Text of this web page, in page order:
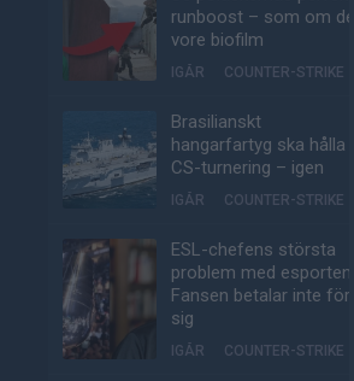
runboost – som om det
vore biofilm
IGÅR COUNTER-STRIKE
Brasilianskt
hangarfartyg ska hålla
CS-turnering – igen
IGÅR COUNTER-STRIKE
ESL-chefens största
problem med esporten:
Fansen betalar inte för
sig
IGÅR COUNTER-STRIKE